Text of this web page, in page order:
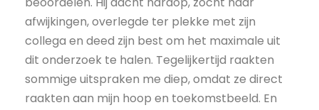
afwijkingen, overlegde ter plekke met zijn
collega en deed zijn best om het maximale uit
dit onderzoek te halen. Tegelijkertijd raakten
sommige uitspraken me diep, omdat ze direct
raakten aan mijn hoop en toekomstbeeld. En